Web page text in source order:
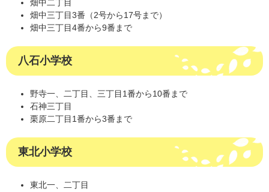
畑中二丁目
畑中三丁目3番（2号から17号まで）
畑中三丁目4番から9番まで
八石小学校
野寺一、二丁目、三丁目1番から10番まで
石神三丁目
栗原二丁目1番から3番まで
東北小学校
東北一、二丁目